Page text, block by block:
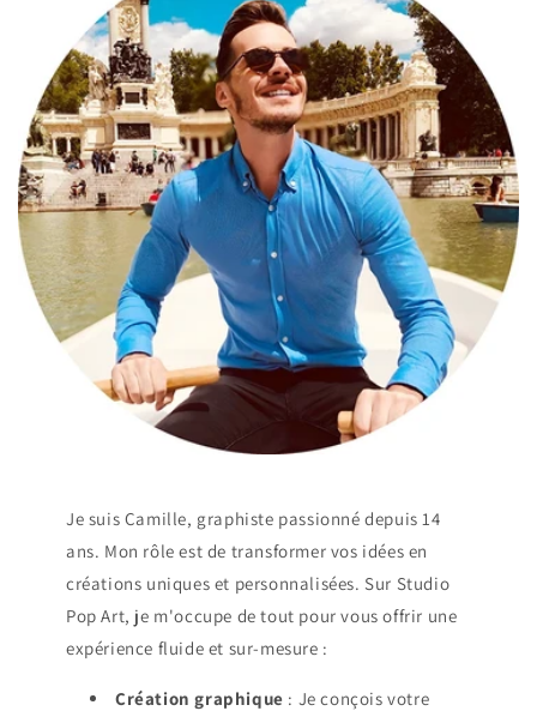
Je suis Camille, graphiste passionné depuis 14
ans. Mon rôle est de transformer vos idées en
créations uniques et personnalisées. Sur Studio
Pop Art, je m'occupe de tout pour vous offrir une
expérience fluide et sur-mesure :
Création graphique : Je conçois votre